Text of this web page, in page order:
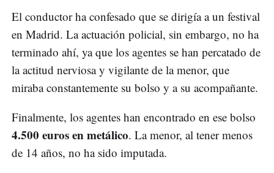
El conductor ha confesado que se dirigía a un festival
en Madrid. La actuación policial, sin embargo, no ha
terminado ahí, ya que los agentes se han percatado de
la actitud nerviosa y vigilante de la menor, que
miraba constantemente su bolso y a su acompañante.
Finalmente, los agentes han encontrado en ese bolso
4.500 euros en metálico. La menor, al tener menos
de 14 años, no ha sido imputada.